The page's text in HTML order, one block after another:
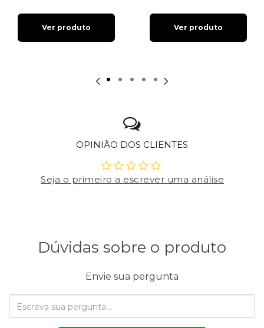
Ver produto Ver produto
OPINIÃO DOS CLIENTES
Seja o primeiro a escrever uma análise
Dúvidas sobre o produto
Envie sua pergunta